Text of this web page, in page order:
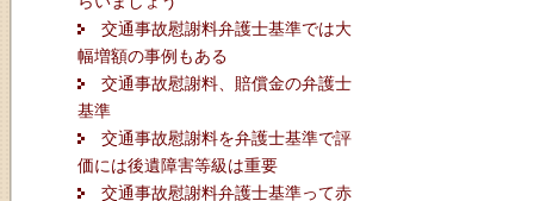
交通事故慰謝料弁護士基準では大
幅増額の事例もある
交通事故慰謝料、賠償金の弁護士
基準
交通事故慰謝料を弁護士基準で評
価には後遺障害等級は重要
交通事故慰謝料弁護士基準って赤